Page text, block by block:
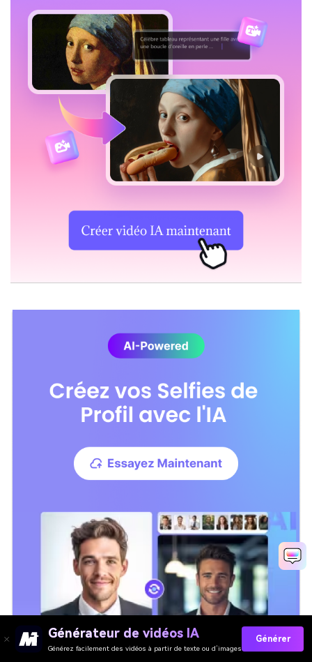
Générateur de vidéos IA
Générez facilement des vidéos à partir de texte ou d’images
Générer